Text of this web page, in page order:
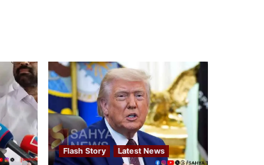
Flash Story Latest News